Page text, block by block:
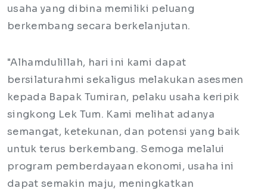
usaha yang dibina memiliki peluang
berkembang secara berkelanjutan.
"Alhamdulillah, hari ini kami dapat
bersilaturahmi sekaligus melakukan asesmen
kepada Bapak Tumiran, pelaku usaha keripik
singkong Lek Tum. Kami melihat adanya
semangat, ketekunan, dan potensi yang baik
untuk terus berkembang. Semoga melalui
program pemberdayaan ekonomi, usaha ini
dapat semakin maju, meningkatkan